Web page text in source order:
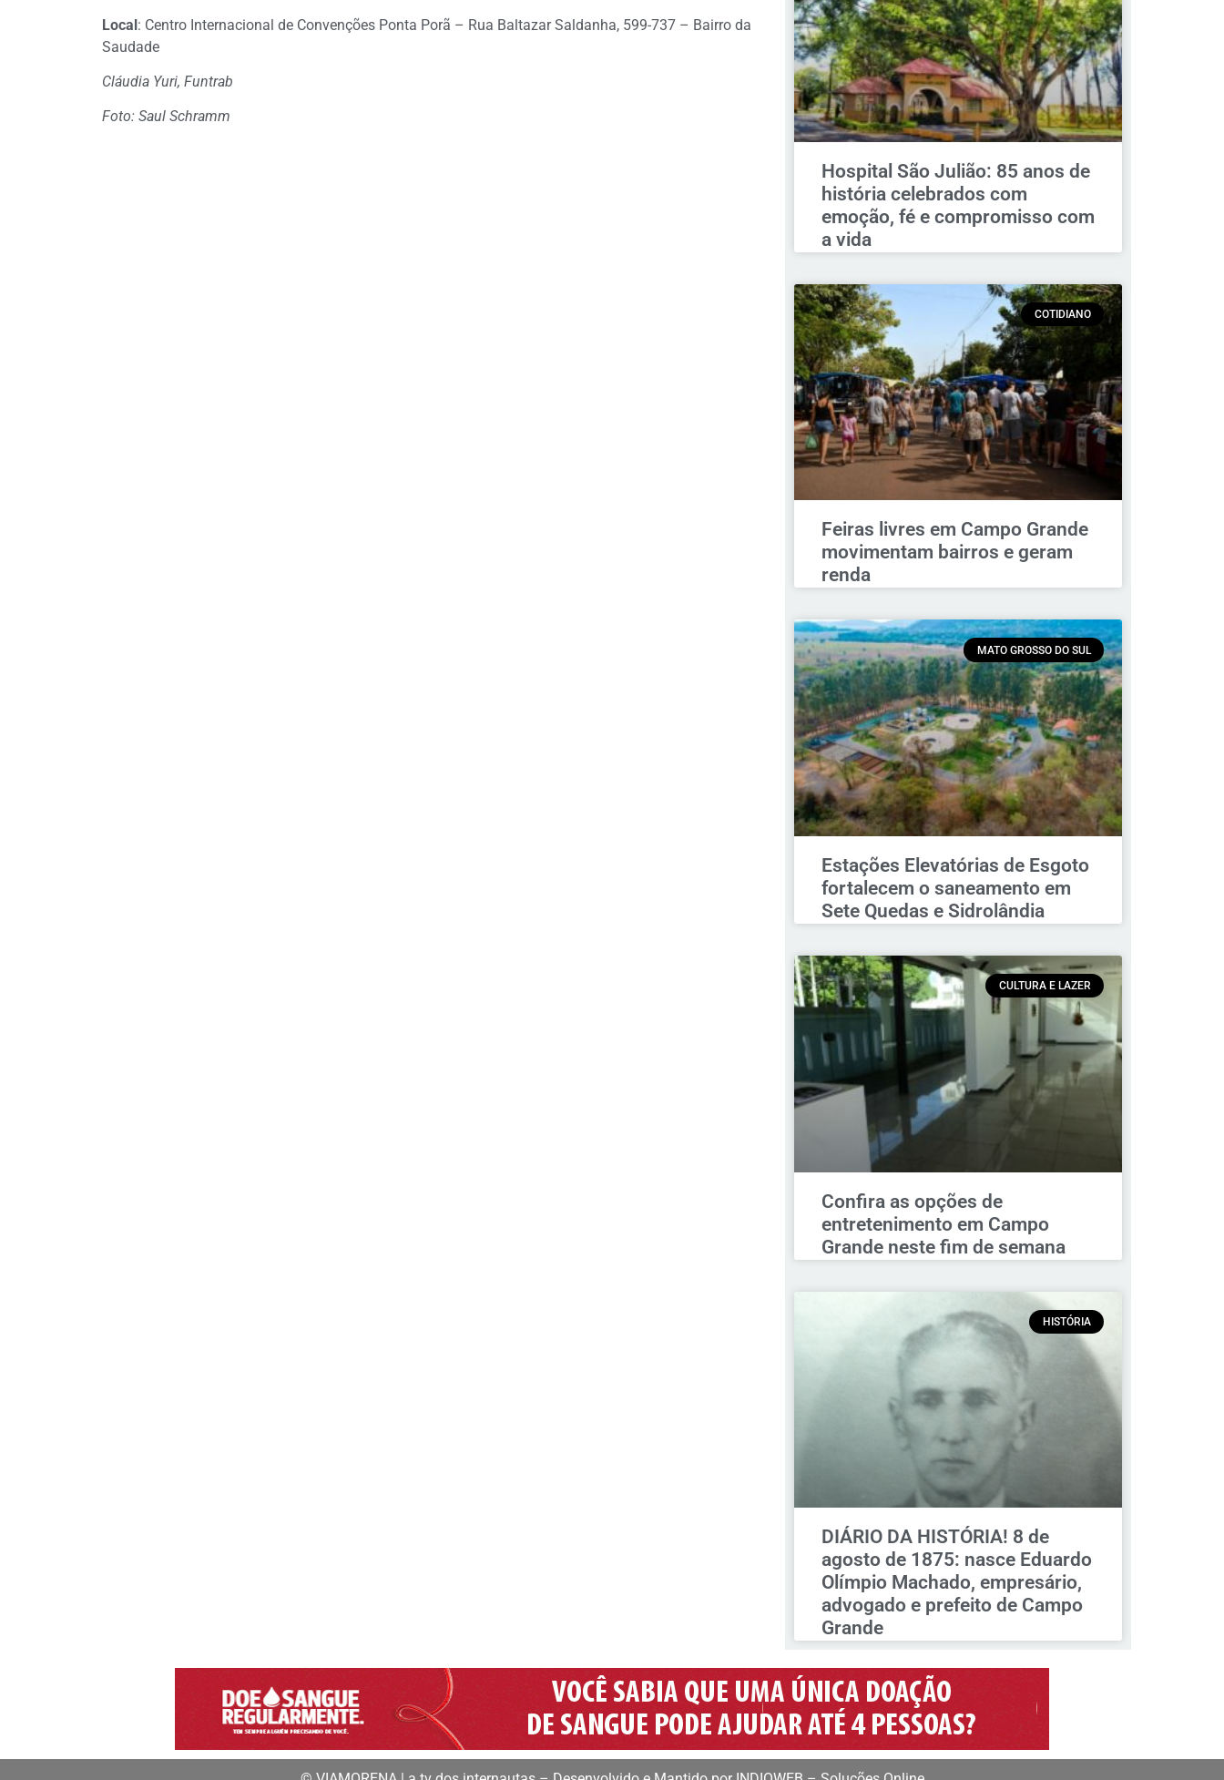
Local: Centro Internacional de Convenções Ponta Porã – Rua Baltazar Saldanha, 599-737 – Bairro da
Saudade
Cláudia Yuri, Funtrab
Foto: Saul Schramm
Hospital São Julião: 85 anos de
história celebrados com
emoção, fé e compromisso com
a vida
COTIDIANO
Feiras livres em Campo Grande
movimentam bairros e geram
renda
MATO GROSSO DO SUL
Estações Elevatórias de Esgoto
fortalecem o saneamento em
Sete Quedas e Sidrolândia
CULTURA E LAZER
Confira as opções de
entretenimento em Campo
Grande neste fim de semana
HISTÓRIA
DIÁRIO DA HISTÓRIA! 8 de
agosto de 1875: nasce Eduardo
Olímpio Machado, empresário,
advogado e prefeito de Campo
Grande